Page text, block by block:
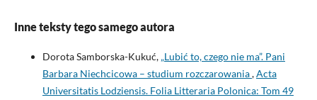
Inne teksty tego samego autora
Dorota Samborska-Kukuć, „Lubić to, czego nie ma”. Pani
Barbara Niechcicowa – studium rozczarowania,Acta
Universitatis Lodziensis. Folia Litteraria Polonica: Tom 49